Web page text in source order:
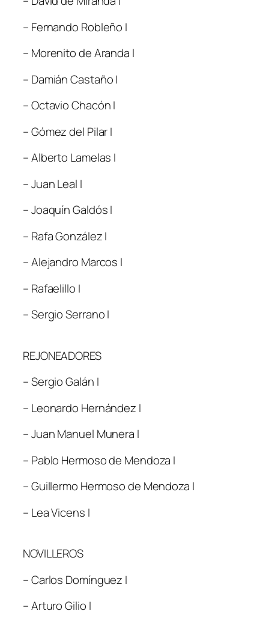
– Fernando Robleño I
– Morenito de Aranda I
– Damián Castaño I
– Octavio Chacón I
– Gómez del Pilar I
– Alberto Lamelas I
– Juan Leal I
– Joaquín Galdós I
– Rafa González I
– Alejandro Marcos I
– Rafaelillo I
– Sergio Serrano I
REJONEADORES
– Sergio Galán I
– Leonardo Hernández I
– Juan Manuel Munera I
– Pablo Hermoso de Mendoza I
– Guillermo Hermoso de Mendoza I
– Lea Vicens I
NOVILLEROS
– Carlos Domínguez I
– Arturo Gilio I